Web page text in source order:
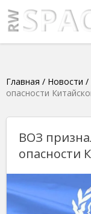
Главная / Новости /
опасности
ВОЗ
опасности